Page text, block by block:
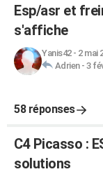
Esp/asr et
s'affiche
Yanis42- 2 mai
Adrien- 3
58 réponses
C4 Picasso :
solutions